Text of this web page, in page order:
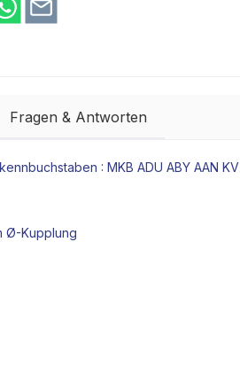
Fragen & Antworten
: MKB ADU ABY AAN KV
Ø-Kupplung